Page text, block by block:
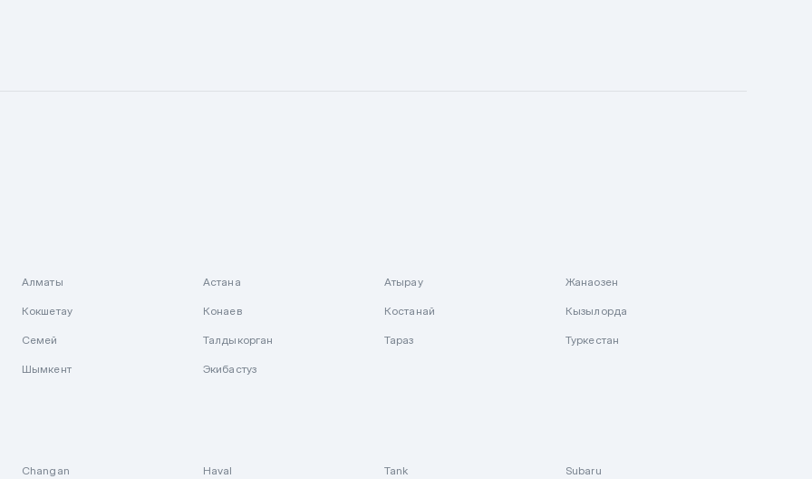
Алматы Астана Атырау Жанаозен
Кокшетау Конаев Костанай Кызылорда
Семей Талдыкорган Тараз Туркестан
Шымкент Экибастуз
Changan Haval Tank Subaru